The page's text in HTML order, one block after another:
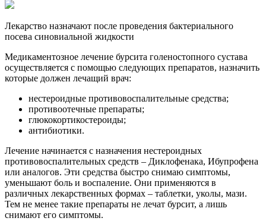
Лекарство назначают после проведения бактериального
посева синовиальной жидкости
Медикаментозное лечение бурсита голеностопного сустава
осуществляется с помощью следующих препаратов, назначить
которые должен лечащий врач:
нестероидные противовоспалительные средства;
противоотечные препараты;
глюкокортикостероиды;
антибиотики.
Лечение начинается с назначения нестероидных
противовоспалительных средств – Диклофенака, Ибупрофена
или аналогов. Эти средства быстро снимаю симптомы,
уменьшают боль и воспаление. Они применяются в
различных лекарственных формах – таблетки, уколы, мази.
Тем не менее такие препараты не лечат бурсит, а лишь
снимают его симптомы.